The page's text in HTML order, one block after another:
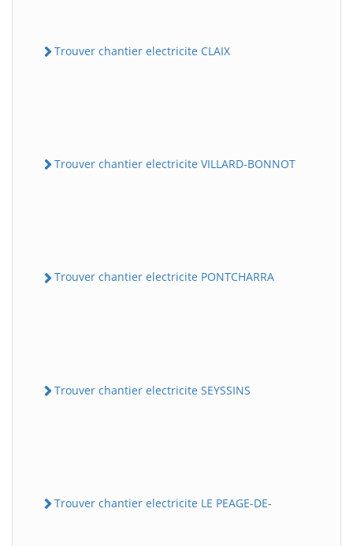
Trouver chantier electricite CLAIX
Trouver chantier electricite VILLARD-BONNOT
Trouver chantier electricite PONTCHARRA
Trouver chantier electricite SEYSSINS
Trouver chantier electricite LE PEAGE-DE-